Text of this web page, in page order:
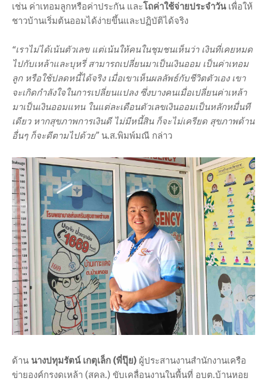
เช่น ค่าเทอมลูกหรือค่าประกัน และโถค่าใช้จ่ายประจำวันเพื่อให้
ชาวบ้านเริ่มต้นออมได้ง่ายขึ้นและปฏิบัติได้จริง
“เราไม่ได้เน้นตัวเลข แต่เน้นให้คนในชุมชนเห็นว่า เงินที่เคยหมด
ไปกับเหล้าและบุหรี่ สามารถเปลี่ยนมาเป็นเงินออม เป็นค่าเทอม
ลูก หรือใช้ปลดหนี้ได้จริง เมื่อเขาเห็นผลลัพธ์กับชีวิตตัวเอง เขา
จะเกิดกำลังใจในการเปลี่ยนแปลง ซึ่งบางคนเมื่อเปลี่ยนค่าเหล้า
มาเป็นเงินออมแทน ในแต่ละเดือนตัวเลขเงินออมเป็นหลักหมื่นที
เดียว หากสุขภาพการเงินดี ไม่มีหนี้สิน ก็จะไม่เครียด สุขภาพด้าน
อื่นๆ ก็จะดีตามไปด้วย” น.ส.พิมพ์มณี กล่าว
ด้าน นางปทุมรัตน์ เกตุเล็ก (พี่ปุ๊ย) ผู้ประสานงานสำนักงานเครือ
ข่ายองค์กรงดเหล้า (สคล.) ขับเคลื่อนงานในพื้นที่ อบต.บ้านหอย